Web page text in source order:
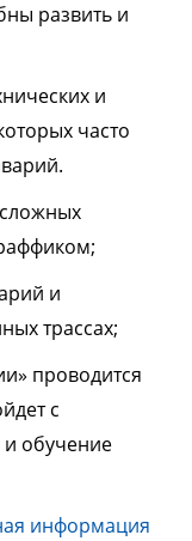
развить и
и
часто
и
трассах;
проводится
с
и обучение
информация